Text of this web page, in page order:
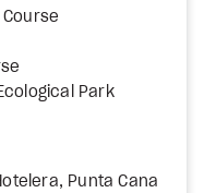
Park
Punta Cana